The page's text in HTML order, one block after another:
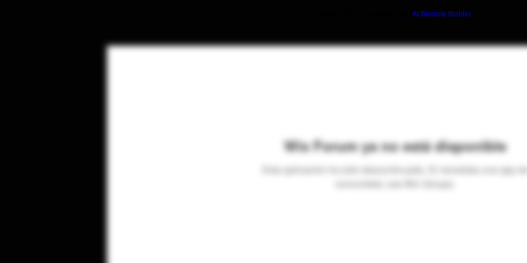
AI Website Builder
Wix Forum ya no está disponible
Esta aplicación ha sido descontinuada. Si necesitas una app
comunidad, usa Wix Groups.